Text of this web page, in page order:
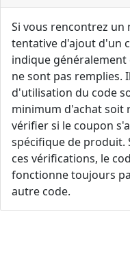
Si vous rencontrez un
tentative d'ajout d'un
indique
ne sont pas remplies.
d'utilisation du code
minimum d'achat soit
vérifier si le coupon
spécifique de produit.
ces vérifications, le
fonctionne toujours
autre code.